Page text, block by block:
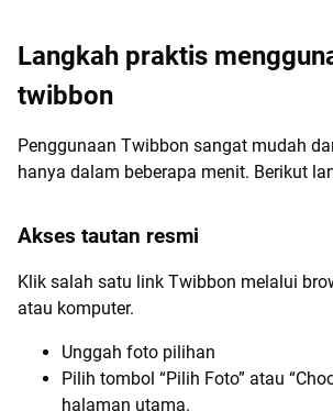
Langkah praktis
twibbon
Penggunaan Twibbon sangat mudah
hanya dalam beberapa menit. Berikut
Akses tautan resmi
Klik salah satu link Twibbon melalui
atau komputer.
Unggah foto pilihan
Pilih tombol “Pilih Foto” atau
halaman utama.